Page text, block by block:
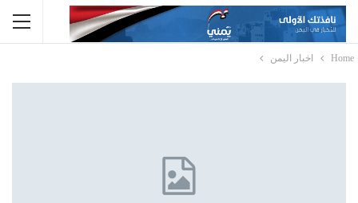
Home اخبار اليمن